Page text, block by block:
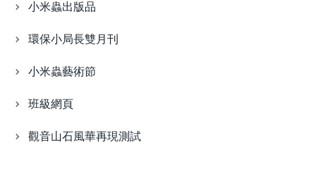
小米蟲出版品
環保小局長雙月刊
小米蟲藝術節
班級網頁
觀音山石風華再現測試